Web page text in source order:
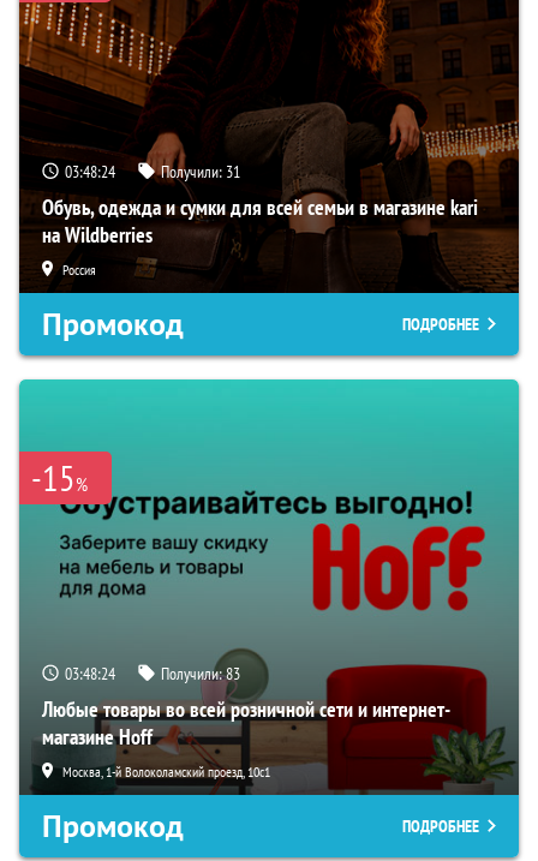
03:48:24 Получили: 31
Обувь, одежда и сумки для всей семьи в магазине kari
на Wildberries
Россия
Промокод ПОДРОБНЕЕ
-15%
03:48:24 Получили:83
Любые товары во всей розничной сети и интернет-
магазине Hoff
Москва, 1-й Волоколамский проезд, 10с1
Промокод ПОДРОБНЕЕ